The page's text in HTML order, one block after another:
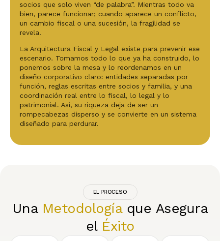
socios que solo viven “de palabra”. Mientras todo va
bien, parece funcionar; cuando aparece un conflicto,
un cambio fiscal o una sucesión, la fragilidad se
revela.
La Arquitectura Fiscal y Legal existe para prevenir ese
escenario. Tomamos todo lo que ya ha construido, lo
ponemos sobre la mesa y lo reordenamos en un
diseño corporativo claro: entidades separadas por
función, reglas escritas entre socios y familia, y una
coordinación real entre lo fiscal, lo legal y lo
patrimonial. Así, su riqueza deja de ser un
rompecabezas disperso y se convierte en un sistema
diseñado para perdurar.
EL PROCESO
Una Metodologíaque Asegura
el Éxito